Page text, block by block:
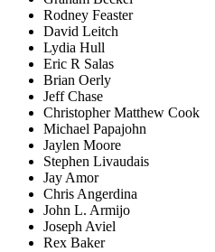
Rodney Feaster
David Leitch
Lydia Hull
Eric R Salas
Brian Oerly
Jeff Chase
Christopher Matthew Cook
Michael Papajohn
Jaylen Moore
Stephen Livaudais
Jay Amor
Chris Angerdina
John L. Armijo
Joseph Aviel
Rex Baker